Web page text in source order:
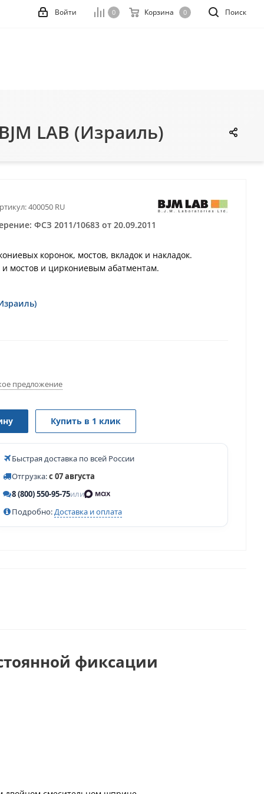
Поиск
0 Корзина 0
Войти
LAB (Израиль)
400050 RU
ФСЗ 2011/10683 от 20.09.2011
коронок, мостов, вкладок и накладок.
мостов и циркониевым абатментам.
предложение
Купить в 1 клик
Быстрая доставка по всей России
Отгрузка:с 07 августа
8 (800) 550-95-75или
Подробно:Доставка и оплата
фиксации